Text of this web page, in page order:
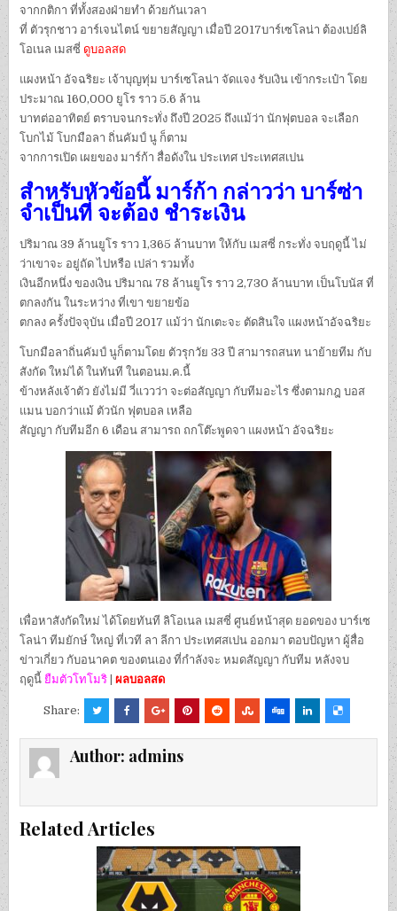
จากกติกา ที่ทั้งสองฝ่ายทำ ด้วยกันเวลา
ที่ ตัวรุกชาว อาร์เจนไตน์ ขยายสัญญา เมื่อปี 2017บาร์เซโลน่า ต้องเปย์ลิ
โอเนล เมสซี่ดูบอลสด
แผงหน้า อัจฉริยะ เจ้าบุญทุ่ม บาร์เซโลน่า จัดแจง รับเงิน เข้ากระเป๋า โดย
ประมาณ 160,000 ยูโร ราว 5.6 ล้าน
บาทต่ออาทิตย์ ตราบจนกระทั่ง ถึงปี 2025 ถึงแม้ว่า นักฟุตบอล จะเลือก
โบกไม้ โบกมือลา ถิ่นคัมป์ นู ก็ตาม
จากการเปิด เผยของ มาร์ก้า สื่อดังใน ประเทศ ประเทศสเปน
สำหรับหัวข้อนี้ มาร์ก้า กล่าวว่า บาร์ซ่า
จำเป็นที่ จะต้อง ชำระเงิน
ปริมาณ 39 ล้านยูโร ราว 1,365 ล้านบาท ให้กับ เมสซี่ กระทั่ง จบฤดูนี้ ไม่
ว่าเขาจะ อยู่ถัด ไปหรือ เปล่า รวมทั้ง
เงินอีกหนึ่ง ของเงิน ปริมาณ 78 ล้านยูโร ราว 2,730 ล้านบาท เป็นโบนัส ที่
ตกลงกัน ในระหว่าง ที่เขา ขยายข้อ
ตกลง ครั้งปัจจุบัน เมื่อปี 2017 แม้ว่า นักเตะจะ ตัดสินใจ แผงหน้าอัจฉริยะ
โบกมือลาถิ่นคัมป์ นูก็ตามโดย ตัวรุกวัย 33 ปี สามารถสนท นาย้ายทีม กับ
สังกัด ใหม่ได้ ในทันที ในตอนม.ค.นี้
ข้างหลังเจ้าตัว ยังไม่มี วี่แววว่า จะต่อสัญญา กับทีมอะไร ซึ่งตามกฎ บอส
แมน บอกว่าแม้ ตัวนัก ฟุตบอล เหลือ
สัญญา กับทีมอีก 6 เดือน สามารถ ถกโต๊ะพูดจา แผงหน้า อัจฉริยะ
เพื่อหาสังกัดใหม่ ได้โดยทันที ลิโอเนล เมสซี่ ศูนย์หน้าสุด ยอดของ บาร์เซ
โลน่า ทีมยักษ์ ใหญ่ ที่เวที ลา ลีกา ประเทศสเปน ออกมา ตอบปัญหา ผู้สื่อ
ข่าวเกี่ยว กับอนาคต ของตนเอง ที่กำลังจะ หมดสัญญา กับทีม หลังจบ
ฤดูนี้ ยืมตัวโทโมริ |ผลบอลสด
Share:
Author: admins
Related Articles